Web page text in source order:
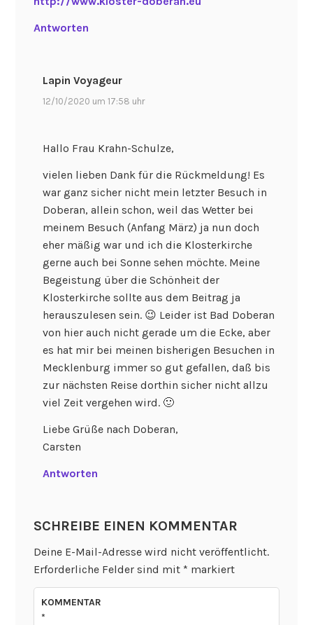
Antworten
Lapin Voyageur
12/10/2020 um 17:58 uhr
Hallo Frau Krahn-Schulze,
vielen lieben Dank für die Rückmeldung! Es
war ganz sicher nicht mein letzter Besuch in
Doberan, allein schon, weil das Wetter bei
meinem Besuch (Anfang März) ja nun doch
eher mäßig war und ich die Klosterkirche
gerne auch bei Sonne sehen möchte. Meine
Begeistung über die Schönheit der
Klosterkirche sollte aus dem Beitrag ja
herauszulesen sein. 😉 Leider ist Bad Doberan
von hier auch nicht gerade um die Ecke, aber
es hat mir bei meinen bisherigen Besuchen in
Mecklenburg immer so gut gefallen, daß bis
zur nächsten Reise dorthin sicher nicht allzu
viel Zeit vergehen wird. 🙂
Liebe Grüße nach Doberan,
Carsten
Antworten
SCHREIBE EINEN KOMMENTAR
Deine E-Mail-Adresse wird nicht veröffentlicht.
Erforderliche Felder sind mit * markiert
KOMMENTAR
*